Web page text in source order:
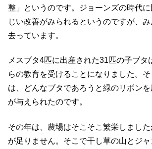
整」というのです。ジョーンズの時代に
じい改善がみられるというのですが、
去っています。
メスブタ4匹に出産された31匹の子ブタ
らの教育を受けることになりました。
は、どんなブタであろうと緑のリボン
が与えられたのです。
その年は、農場はそこそこ繁栄しまし
が足りません。そこで干し草の山とジ